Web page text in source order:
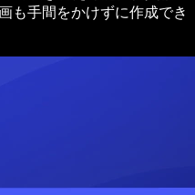
も手間をかけずに作成でき